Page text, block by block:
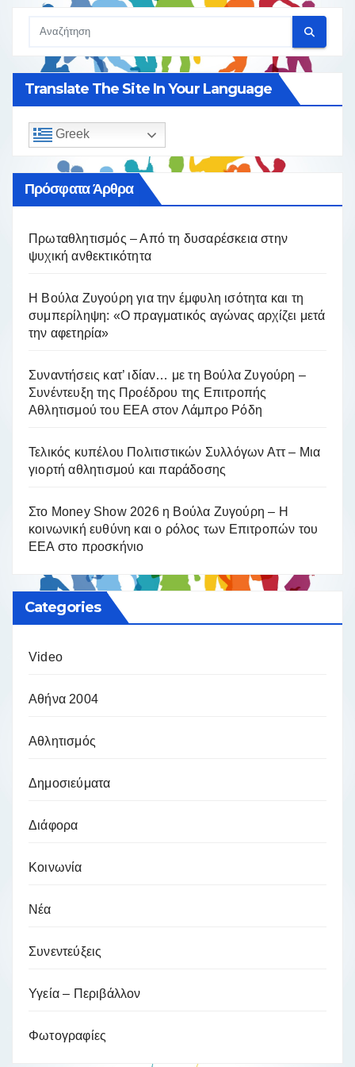
Translate The Site In Your Language
Greek
Πρόσφατα Άρθρα
Πρωταθλητισμός – Από τη δυσαρέσκεια στην
ψυχική ανθεκτικότητα
Η Βούλα Ζυγούρη για την έμφυλη ισότητα και τη
συμπερίληψη: «Ο πραγματικός αγώνας αρχίζει μετά
την αφετηρία»
Συναντήσεις κατ’ ιδίαν… με τη Βούλα Ζυγούρη –
Συνέντευξη της Προέδρου της Επιτροπής
Αθλητισμού του ΕΕΑ στον Λάμπρο Ρόδη
Τελικός κυπέλου Πολιτιστικών Συλλόγων Αττ – Μια
γιορτή αθλητισμού και παράδοσης
Στο Money Show 2026 η Βούλα Ζυγούρη – Η
κοινωνική ευθύνη και ο ρόλος των Επιτροπών του
ΕΕΑ στο προσκήνιο
Categories
Video
Αθήνα 2004
Αθλητισμός
Δημοσιεύματα
Διάφορα
Κοινωνία
Νέα
Συνεντεύξεις
Υγεία – Περιβάλλον
Φωτογραφίες